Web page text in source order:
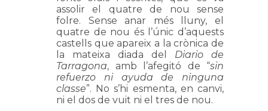
assolir el quatre de nou sense
folre. Sense anar més lluny, el
quatre de nou és l’únic d’aquests
castells que apareix a la crònica de
la mateixa diada del Diario de
Tarragona, amb l’afegitó de “sin
refuerzo ni ayuda de ninguna
classe”. No s’hi esmenta, en canvi,
ni el dos de vuit ni el tres de nou.